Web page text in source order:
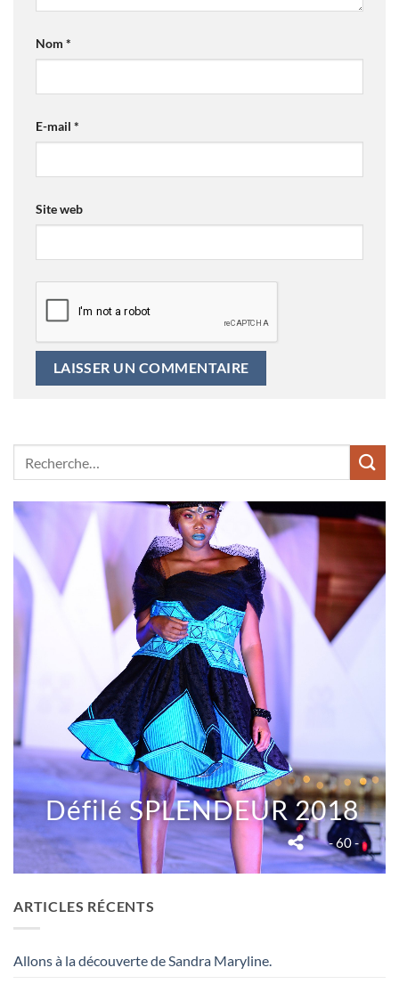
Défilé SPLENDEUR 2018
- 60 -
ARTICLES RÉCENTS
Allons à la découverte de Sandra Maryline.
Nom *
E-mail *
Site web